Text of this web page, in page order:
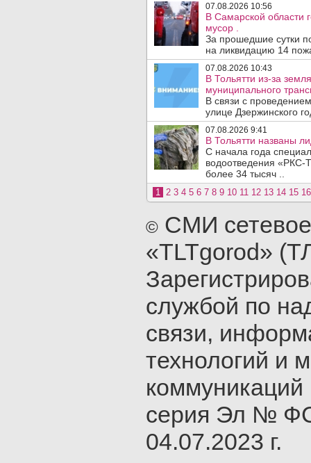
07.08.2026 10:56
В Самарской области
мусор .
За прошедшие сутки
на ликвидацию 14
07.08.2026 10:43
В Тольятти из-за
муниципального
В связи с
улице Дзержинского
07.08.2026 9:41
В Тольятти названы
С начала года
водоотведения «РКС-
более 34 тысяч ..
1 2 3 4 5 6 7 8 9 10 11 12 13 14 15 16
© СМИ
«TLTgorod»
службой по
связи,
технологий и
серия Эл №
04.07.2023 г.